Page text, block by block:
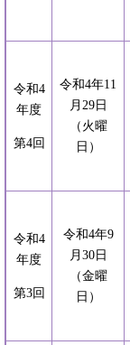
令和4
年度
第4回
令和4年11
月29日
（火曜
日）
令和4
年度
第3回
令和4年9
月30日
（金曜
日）